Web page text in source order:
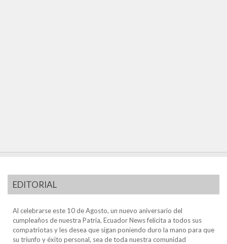
EDITORIAL
Al celebrarse este 10 de Agosto, un nuevo aniversario del
cumpleaños de nuestra Patria, Ecuador News felicita a todos sus
compatriotas y les desea que sigan poniendo duro la mano para que
su triunfo y éxito personal, sea de toda nuestra comunidad